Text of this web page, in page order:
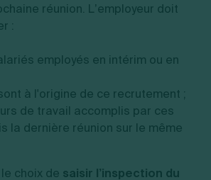
réunion. L’employeur doit
:
employés en intérim ou en
à l'origine de ce recrutement ;
de travail accomplis par ces
la dernière réunion sur le même
choix de saisir l’inspection du